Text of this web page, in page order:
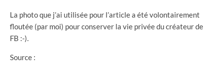
La photo que j’ai utilisée pour l’article a été volontairement
floutée (par moi) pour conserver la vie privée du créateur de
FB :-).
Source :